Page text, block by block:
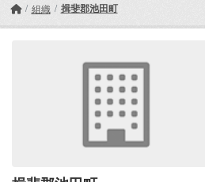
組織 揖斐郡池田町